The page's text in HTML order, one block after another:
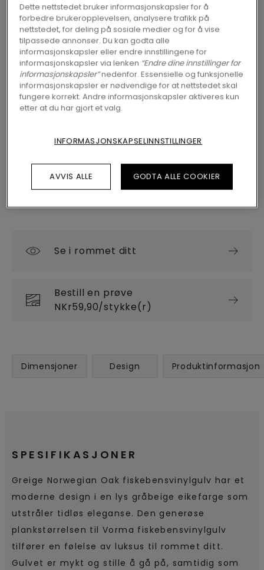
FINN EN FORHANDLER NÆR DEG
Vil du se dette gulvet i virkeligheten? Har du
fremdeles spørsmål? Ikke noe problem! Du
finner alltid en Pergo-forhandler nær deg.
Se i rommet ditt
Bestill en prøve
NKr59,90/stykke(r)
Dimensjoner Design Produktinformasjon
SPESIFIKASJONER
Greige Norwegian Oak fiskebensvinylgulv har et
moderne design i en lys gråbeige eikefarge som
utstråler tidløs eleganse. Den generøse
plankstørrelsen til Vorma fiskebensvinylgulv
tilfører en følelse av luksus til rommet ditt.
Gulvet er mykt og stille å gå på, samtidig som
Dette nettstedet bruker informasjonskapsler for å
forbedre brukeropplevelsen, analysere trafikk på
nettstedet, for deling på sosiale medier og for å vise
tilpassede annonser. Du kan godta alle
informasjonskapsler eller endre innstillingene for
informasjonskapsler via lenken “Endre dine innstillinger for
informasjonskapsler”nedenfor. Essensielle og funksjonelle
informasjonskapsler er nødvendige for at nettstedet skal
fungere korrekt. Andre informasjonskapsler aktiveres kun
etter at du har gjort et valg.
INFORMASJONSKAPSELINNSTILLINGER
AVVIS ALLE GODTA ALLE COOKIER